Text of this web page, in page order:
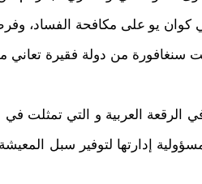
كوان يو على مكافحة الفساد،
سنغافورة من دولة فقيرة
العربية و التي تمثلت في
إدارتها لتوفير سبل المعيشة